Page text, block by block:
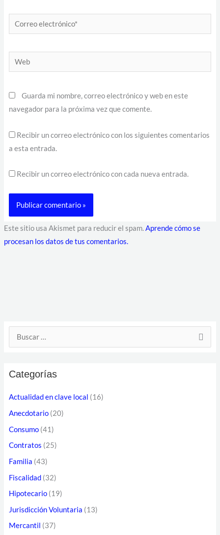
Correo
electrónico*
Web
Guarda mi nombre, correo electrónico y web en este
navegador para la próxima vez que comente.
Recibir un correo electrónico con los siguientes comentarios
a esta entrada.
Recibir un correo electrónico con cada nueva entrada.
Este sitio usa Akismet para reducir el spam.Aprende cómo se
procesan los datos de tus comentarios.
a
r
p
Categorías
Actualidad en clave local (16)
Anecdotario(20)
Consumo(41)
Contratos (25)
Familia (43)
Fiscalidad(32)
Hipotecario(19)
Jurisdicción Voluntaria (13)
Mercantil (37)
D
e
c
i
ó
n
r
r